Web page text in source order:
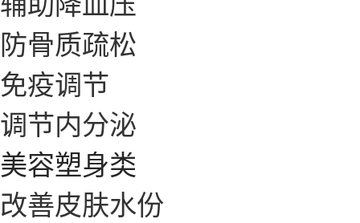
防骨质疏松
免疫调节
调节内分泌
美容塑身类
改善皮肤水份